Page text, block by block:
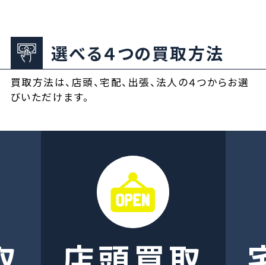
選べる４つの買取方法
買取方法は、店頭、宅配、出張、法人の４つからお選
びいただけます。